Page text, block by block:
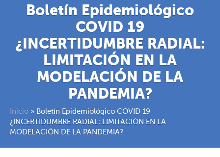
Boletín Epidemiológico
COVID 19
¿INCERTIDUMBRE RADIAL:
LIMITACIÓN EN LA
MODELACIÓN DE LA
PANDEMIA?
Inicio » Boletín Epidemiológico COVID 19
¿INCERTIDUMBRE RADIAL: LIMITACIÓN EN LA
MODELACIÓN DE LA PANDEMIA?